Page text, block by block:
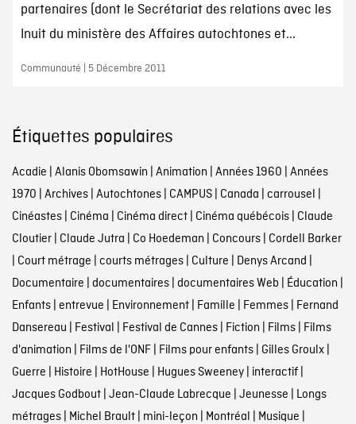
partenaires (dont le Secrétariat des relations avec les
Inuit du ministère des Affaires autochtones et...
Communauté | 5 Décembre 2011
Étiquettes populaires
Acadie Alanis Obomsawin Animation Années 1960 Années
1970 Archives| Autochtones| CAMPUS| Canada carrousel
Cinéastes| Cinéma Cinéma direct| Cinéma québécois| Claude
Cloutier| Claude Jutra Co Hoedeman Concours| Cordell Barker
Court métrage courts métrages| Culture Denys Arcand
Documentaire documentaires| documentaires Web Éducation
Enfants| entrevue Environnement| Famille Femmes| Fernand
Dansereau Festival Festival de Cannes| Fiction Films| Films
d'animation Films de l'ONF| Films pour enfants| Gilles Groulx|
Guerre Histoire HotHouse Hugues Sweeney| interactif|
Jacques Godbout| Jean-Claude Labrecque Jeunesse Longs
métrages| Michel Brault| mini-leçon Montréal Musique